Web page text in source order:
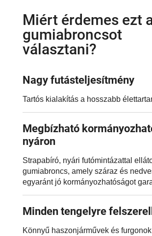
Miért érdemes ezt
gumiabroncsot
választani?
Nagy futásteljesítmény
Tartós kialakítás a hosszabb
Megbízható
nyáron
Strapabíró, nyári futómintázattal
gumiabroncs, amely száraz és
egyaránt jó kormányozhatóságot
Minden tengelyre
Könnyű haszonjárművek és